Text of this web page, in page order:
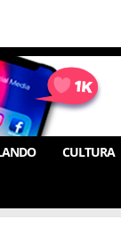
CULTURA